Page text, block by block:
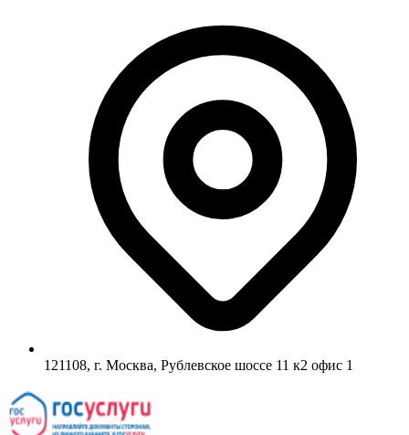
121108, г. Москва, Рублевское шоссе 11 к2 офис 1